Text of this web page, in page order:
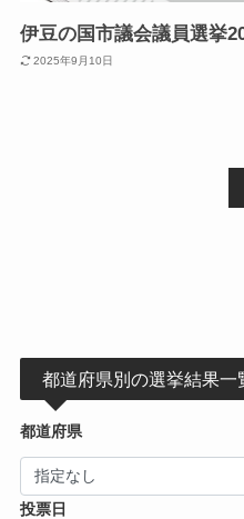
伊豆の国市議会議員選挙
2025年9月10日
都道府県別の選挙結果一
都道府県
投票日